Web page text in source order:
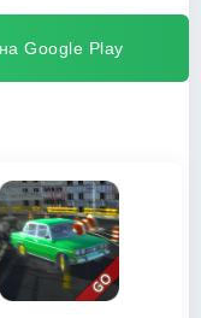
Google Play